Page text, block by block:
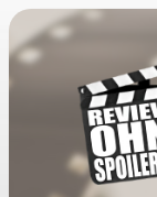
Zum
Inhalt
springen